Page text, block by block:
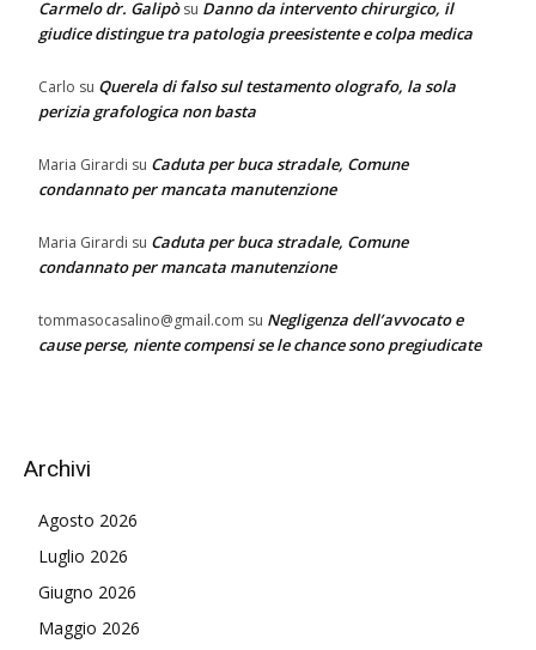
Carmelo dr. Galipòsu Danno da intervento chirurgico, il
giudice distingue tra patologia preesistente e colpa medica
Carlo su Querela di falso sul testamento olografo, la sola
perizia grafologica non basta
Maria Girardi su Caduta per buca stradale, Comune
condannato per mancata manutenzione
Maria Girardi su Caduta per buca stradale, Comune
condannato per mancata manutenzione
tommasocasalino@gmail.com su Negligenza dell’avvocato e
cause perse, niente compensi se le chance sono pregiudicate
Archivi
Agosto 2026
Luglio 2026
Giugno 2026
Maggio 2026